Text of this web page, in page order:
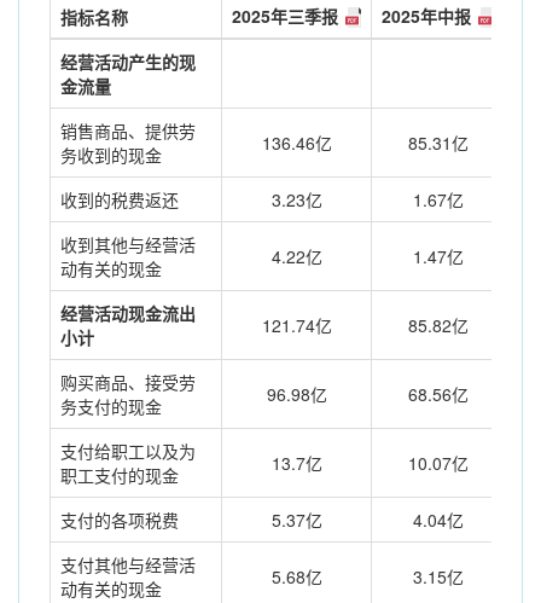
指标名称 2025年三季报 2025年中报
经营活动产生的现
金流量
销售商品、提供劳
务收到的现金
136.46亿 85.31亿
收到的税费返还 3.23亿
1.67亿
收到其他与经营活
动有关的现金
4.22亿 1.47亿
经营活动现金流出
小计
121.74亿 85.82亿
购买商品、接受劳
务支付的现金
96.98亿 68.56亿
支付给职工以及为
职工支付的现金
13.7亿 10.07亿
支付的各项税费 5.37亿
4.04亿
支付其他与经营活
动有关的现金
5.68亿 3.15亿